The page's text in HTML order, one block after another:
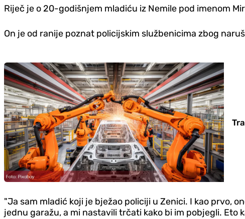
Riječ je o 20-godišnjem mladiću iz Nemile pod imenom
On je od ranije poznat policijskim službenicima zbog
"Ja sam mladić koji je bježao policiji u Zenici. I kao prvo,
jednu garažu, a mi nastavili trčati kako bi im pobjegli. Eto